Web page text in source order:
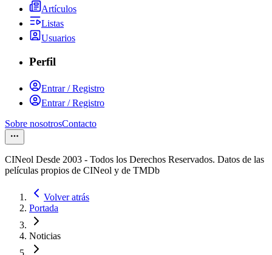
Artículos
Listas
Usuarios
Perfil
Entrar / Registro
Entrar / Registro
Sobre nosotrosContacto
CINeol Desde 2003 - Todos los Derechos Reservados. Datos de las
películas propios de CINeol y de TMDb
Volver atrás
Portada
Noticias